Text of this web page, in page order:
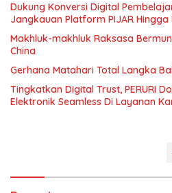
Dukung Konversi Digital
Jangkauan Platform PIJAR Hingga
Makhluk-makhluk Raksasa
China
Gerhana Matahari Total Langka
Tingkatkan Digital Trust, PERURI
Elektronik Seamless Di Layanan